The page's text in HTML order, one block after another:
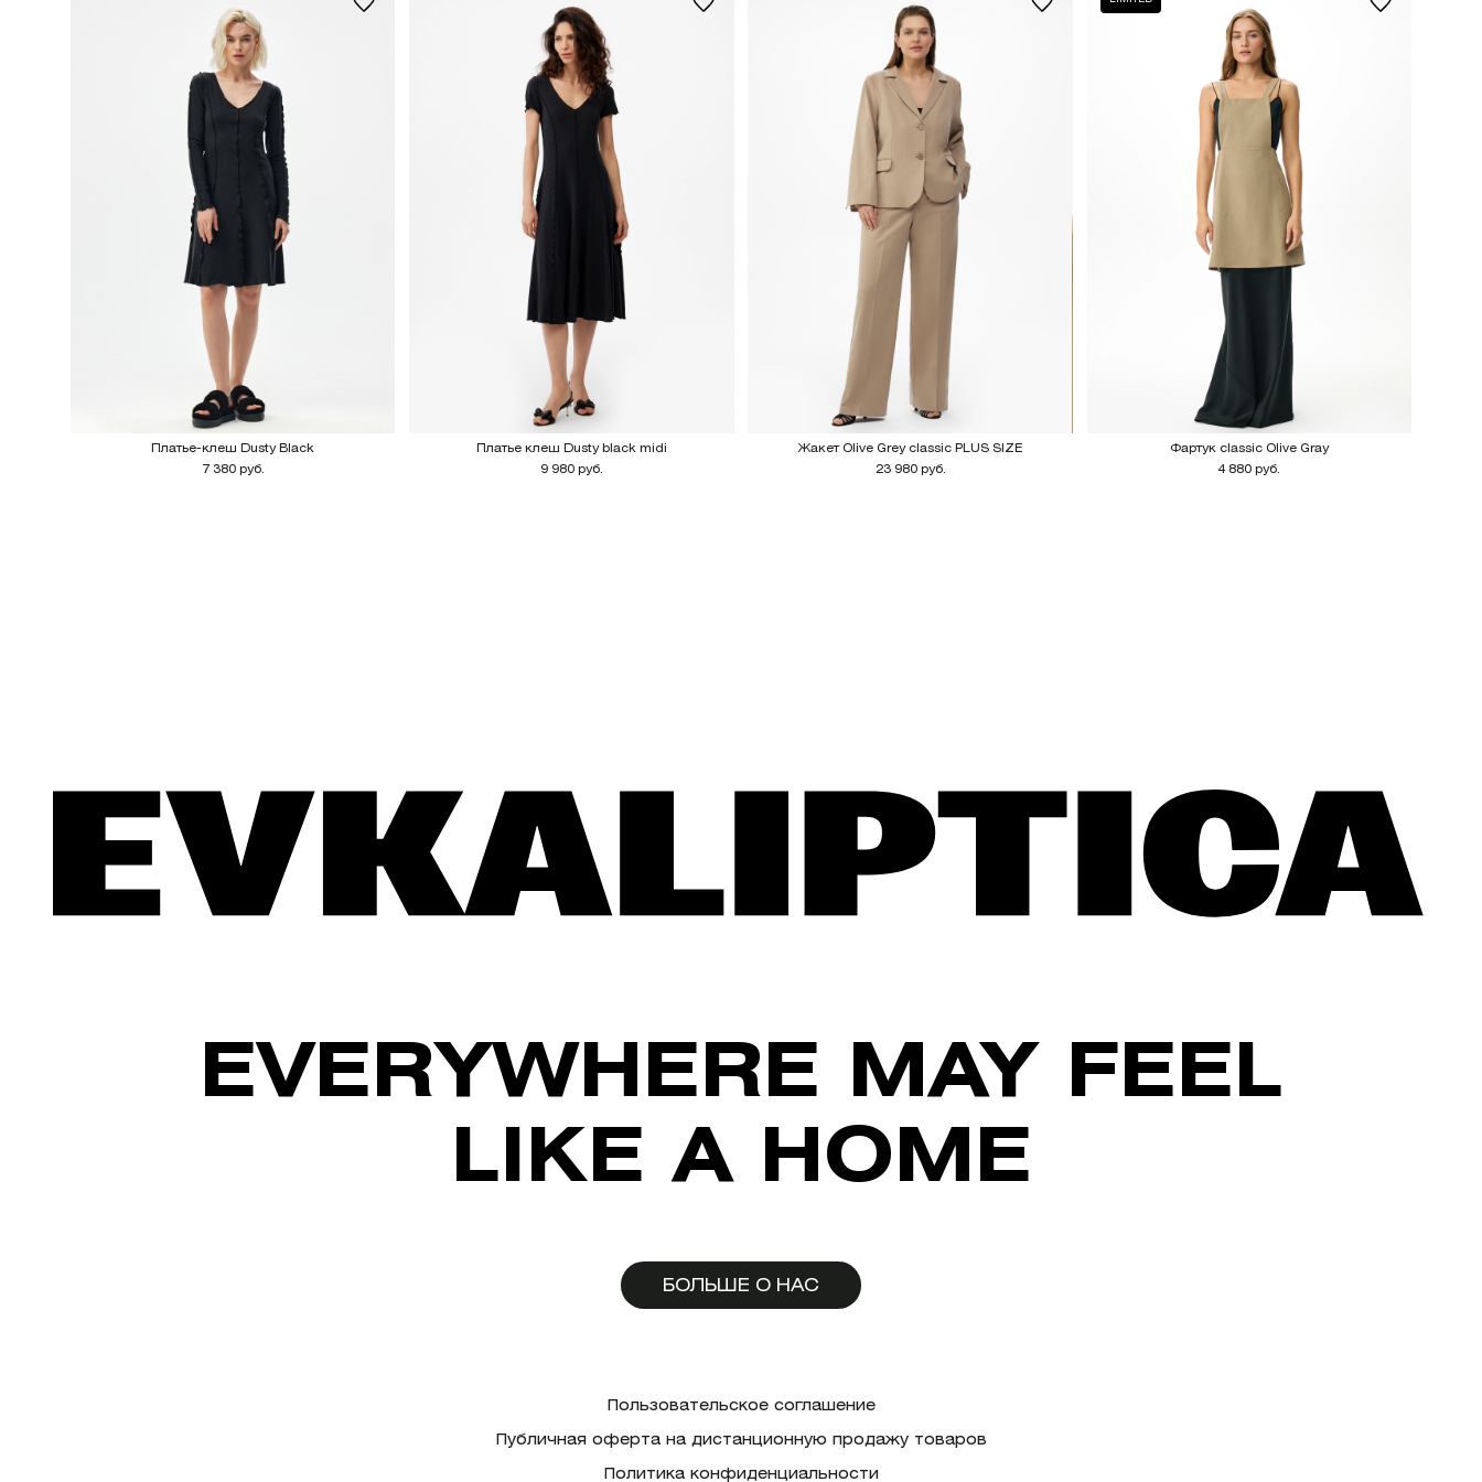
Платье-клеш Dusty Black
7 380 руб.
Платье клеш Dusty black midi
9 980 руб.
Жакет Olive Grey classic PLUS SIZE
23 980 руб.
Фартук classic Olive Gray
4 880 руб.
EVERYWHERE MAY FEEL
LIKE A HOME
БОЛЬШЕ О НАС
Пользовательское соглашение
Публичная оферта на дистанционную продажу товаров
Политика конфиденциальности